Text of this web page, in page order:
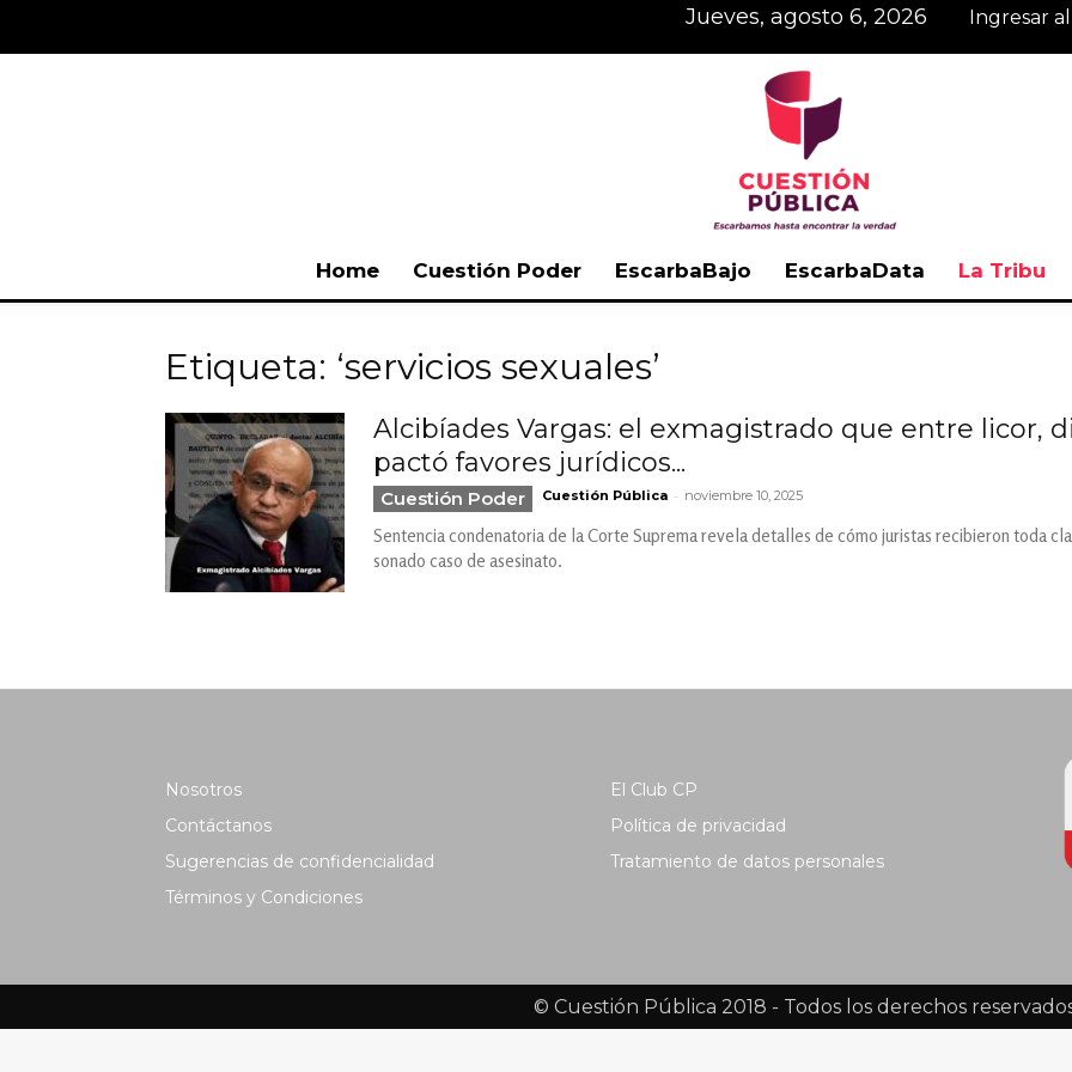
jueves, agosto 6, 2026 Ingresar
Home Cuestión Poder EscarbaBajo EscarbaData La Tribu
Etiqueta: ‘servicios sexuales’
Alcibíades Vargas: el exmagistrado que entre licor,
pactó favores jurídicos...
Cuestión Poder Cuestión Pública - noviembre 10, 2025
Sentencia condenatoria de la Corte Suprema revela detalles de cómo juristas recibieron toda
sonado caso de asesinato.
Nosotros
Contáctanos
Sugerencias de confidencialidad
Términos y Condiciones
El Club CP
Política de privacidad
Tratamiento de datos personales
© Cuestión Pública 2018 - Todos los derechos